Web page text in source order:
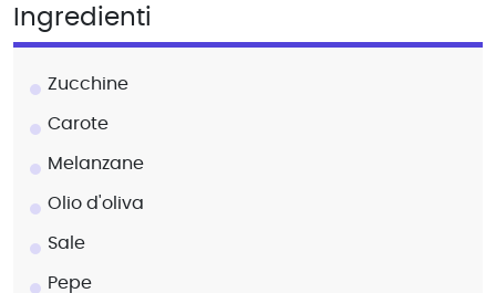
Ingredienti
Zucchine
Carote
Melanzane
Olio d'oliva
Sale
Pepe